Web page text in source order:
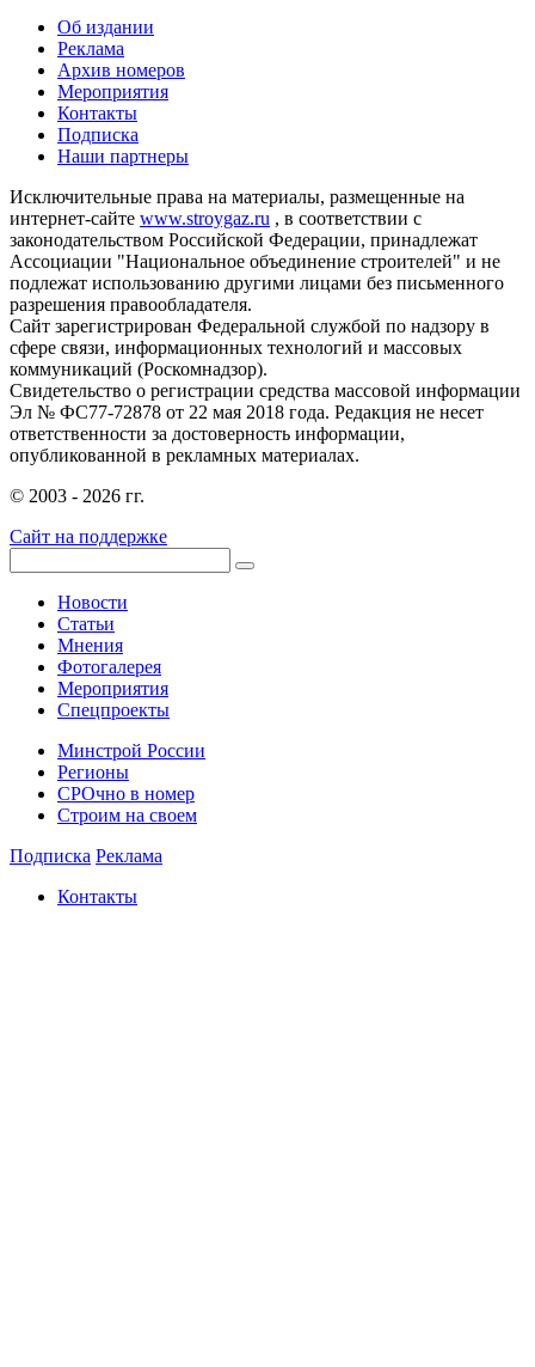
Об издании
Реклама
Архив номеров
Мероприятия
Контакты
Подписка
Наши партнеры
Исключительные права на материалы, размещенные на
интернет-сайте www.stroygaz.ru , в соответствии с
законодательством Российской Федерации, принадлежат
Ассоциации "Национальное объединение строителей" и не
подлежат использованию другими лицами без письменного
разрешения правообладателя.
Сайт зарегистрирован Федеральной службой по надзору в
сфере связи, информационных технологий и массовых
коммуникаций (Роскомнадзор).
Свидетельство о регистрации средства массовой информации
Эл № ФС77-72878 от 22 мая 2018 года. Редакция не несет
ответственности за достоверность информации,
опубликованной в рекламных материалах.
© 2003 - 2026 гг.
Сайт на поддержке
Новости
Статьи
Мнения
Фотогалерея
Мероприятия
Спецпроекты
Минстрой России
Регионы
СРОчно в номер
Строим на своем
Подписка Реклама
Контакты